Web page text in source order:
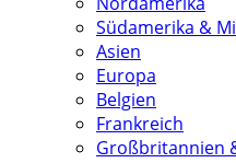
Südamerika &
Asien
Europa
Belgien
Frankreich
Großbritannien